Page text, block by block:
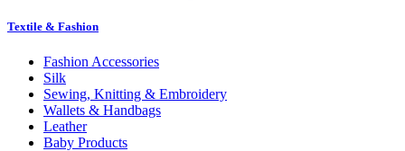
Textile & Fashion
Fashion Accessories
Silk
Sewing, Knitting & Embroidery
Wallets & Handbags
Leather
Baby Products